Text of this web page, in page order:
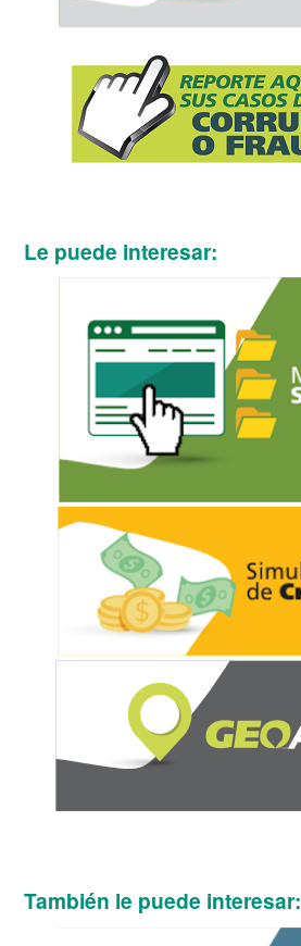
Le puede interesar:
También le puede interesar: